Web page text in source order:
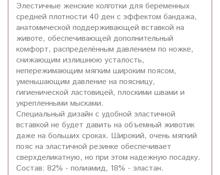
Элестичные женские колготки для беременных
средней плотности 40 ден с эффектом бандажа,
анатомической поддерживающей вставкой на
животе, обеспечивающей дополнительный
комфорт, распределённым давлением по ножке,
снижающим излишнюю усталость,
непережимающим мягким широким поясом,
уменьшающим давление на поясницу,
гигиенической ластовицей, плоскими швами и
укрепленными мысками.
Специальный дизайн с удобной эластичной
вставкой не будет давить на объемный животик
даже на больших сроках. Широкий, очень мягкий
пояс на эластичной резинке обеспечивает
сверхделикатную, но при этом надежную посадку.
Состав: 82% - полиамид, 18% - эластан.